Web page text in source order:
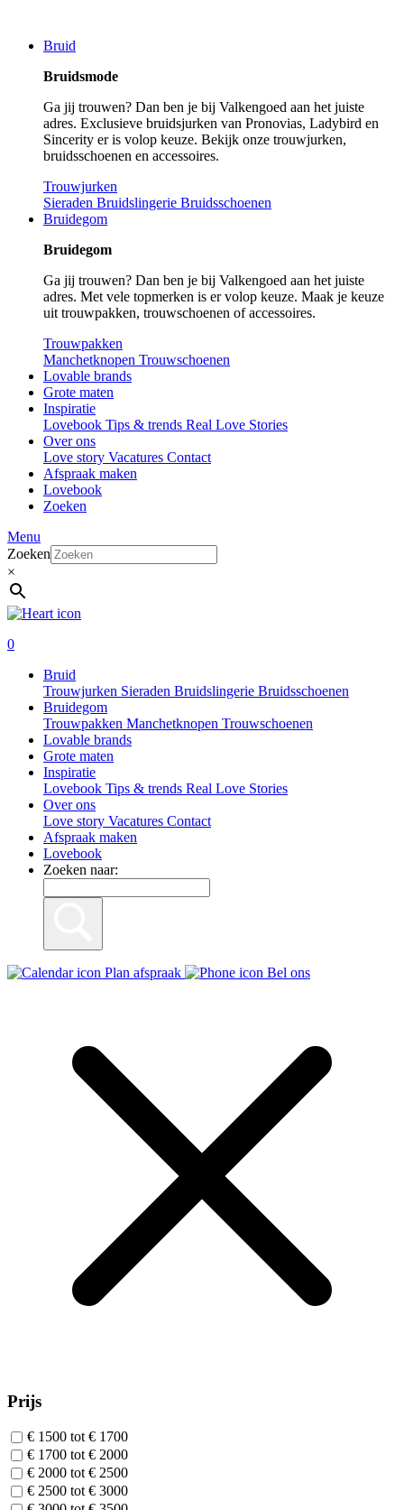
Bruid
Bruidsmode
Ga jij trouwen? Dan ben je bij Valkengoed aan het juiste
adres. Exclusieve bruidsjurken van Pronovias, Ladybird en
Sincerity er is volop keuze. Bekijk onze trouwjurken,
bruidsschoenen en accessoires.
Trouwjurken
Sieraden Bruidslingerie Bruidsschoenen
Bruidegom
Bruidegom
Ga jij trouwen? Dan ben je bij Valkengoed aan het juiste
adres. Met vele topmerken is er volop keuze. Maak je keuze
uit trouwpakken, trouwschoenen of accessoires.
Trouwpakken
Manchetknopen Trouwschoenen
Lovable brands
Grote maten
Inspiratie
Lovebook Tips & trends Real Love Stories
Over ons
Love story Vacatures Contact
Afspraak maken
Lovebook
Zoeken
Menu
Zoeken
×
0
Bruid
Trouwjurken Sieraden Bruidslingerie Bruidsschoenen
Bruidegom
Trouwpakken Manchetknopen Trouwschoenen
Lovable brands
Grote maten
Inspiratie
Lovebook Tips & trends Real Love Stories
Over ons
Love story Vacatures Contact
Afspraak maken
Lovebook
Zoeken naar:
Plan afspraak Bel ons
Prijs
€ 1500 tot € 1700
€ 1700 tot € 2000
€ 2000 tot € 2500
€ 2500 tot € 3000